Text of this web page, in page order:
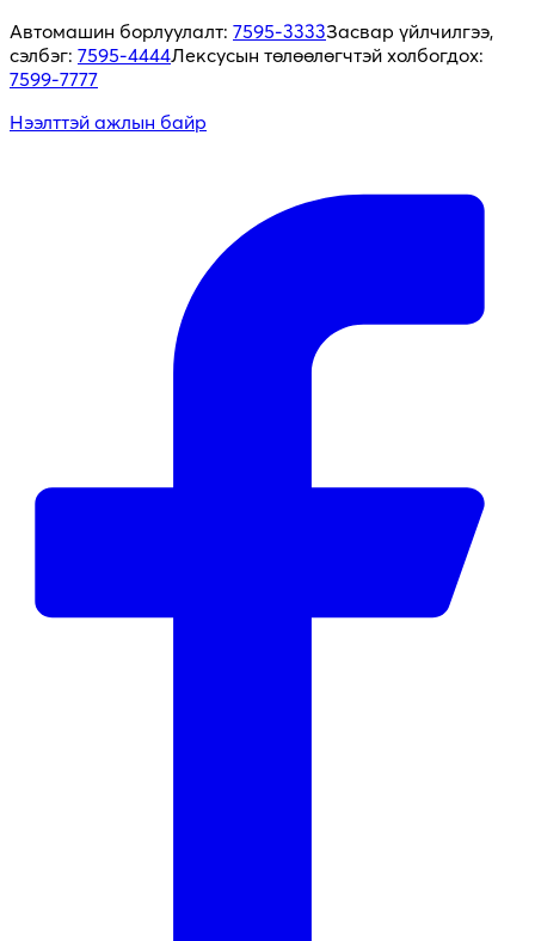
Автомашин борлуулалт: 7595-3333Засвар үйлчилгээ,
сэлбэг: 7595-4444Лексусын төлөөлөгчтэй холбогдох:
7599-7777
Нээлттэй ажлын байр